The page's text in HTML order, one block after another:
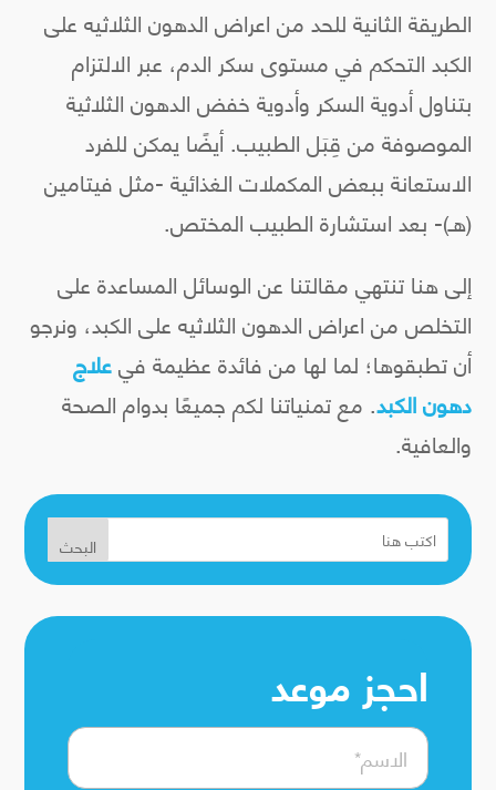
البحث
احجز موعد
الطريقة الثانية للحد من اعراض الدهون الثلاثيه على
الكبد التحكم في مستوى سكر الدم، عبر الالتزام
بتناول أدوية السكر وأدوية خفض الدهون الثلاثية
الموصوفة من قِبَل الطبيب. أيضًا يمكن للفرد
الاستعانة ببعض المكملات الغذائية -مثل فيتامين
(هـ)- بعد استشارة الطبيب المختص.
إلى هنا تنتهي مقالتنا عن الوسائل المساعدة على
التخلص من اعراض الدهون الثلاثيه على الكبد، ونرجو
أن تطبقوها؛ لما لها من فائدة عظيمة فيعلاج
دهون الكبد. مع تمنياتنا لكم جميعًا بدوام الصحة
والعافية.